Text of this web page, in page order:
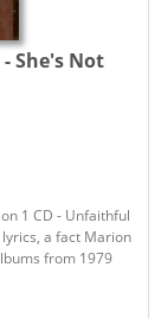
She's Not
1 CD - Unfaithful
a fact Marion
from 1979